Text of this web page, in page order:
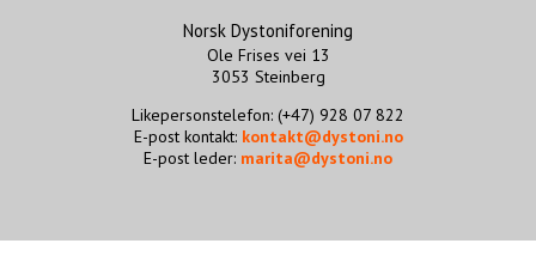
Norsk Dystoniforening
Ole Frises vei 13
3053 Steinberg
Likepersonstelefon: (+47) 928 07 822
E-post kontakt: kontakt@dystoni.no
E-post leder: marita@dystoni.no